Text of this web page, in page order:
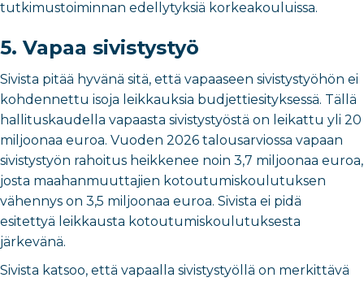
tutkimustoiminnan edellytyksiä korkeakouluissa.
5. Vapaa sivistystyö
Sivista pitää hyvänä sitä, että vapaaseen sivistystyöhön ei
kohdennettu isoja leikkauksia budjettiesityksessä. Tällä
hallituskaudella vapaasta sivistystyöstä on leikattu yli 20
miljoonaa euroa. Vuoden 2026 talousarviossa vapaan
sivistystyön rahoitus heikkenee noin 3,7 miljoonaa euroa,
josta maahanmuuttajien kotoutumiskoulutuksen
vähennys on 3,5 miljoonaa euroa. Sivista ei pidä
esitettyä leikkausta kotoutumiskoulutuksesta
järkevänä.
Sivista katsoo, että vapaalla sivistystyöllä on merkittävä